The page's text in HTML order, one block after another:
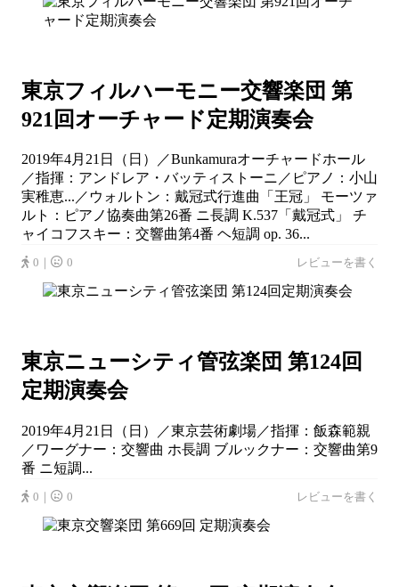
東京フィルハーモニー交響楽団 第
921回オーチャード定期演奏会
2019年4月21日（日）／Bunkamuraオーチャードホール
／指揮：アンドレア・バッティストーニ／ピアノ：小山
実稚恵...／ウォルトン：戴冠式行進曲「王冠」 モーツァ
ルト：ピアノ協奏曲第26番 ニ長調 K.537「戴冠式」 チ
ャイコフスキー：交響曲第4番 ヘ短調 op. 36...
0｜ 0 レビューを書く
東京ニューシティ管弦楽団 第124回
定期演奏会
2019年4月21日（日）／東京芸術劇場／指揮：飯森範親
／ワーグナー：交響曲 ホ長調 ブルックナー：交響曲第9
番 ニ短調...
0｜ 0 レビューを書く